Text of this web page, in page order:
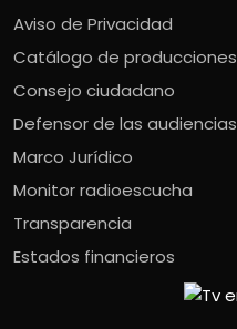
Aviso de Privacidad
Catálogo de producciones
Consejo ciudadano
Defensor de las audiencias
Marco Jurídico
Monitor radioescucha
Transparencia
Estados financieros